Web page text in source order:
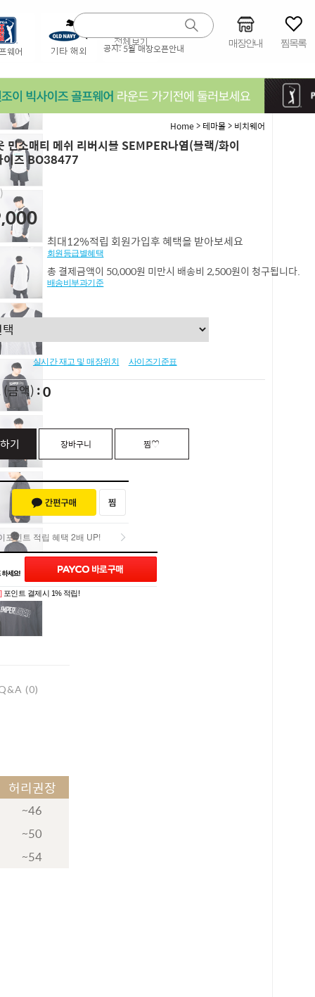
공지:5월 매장오픈안내 매장안내 찜목록
Home> 테마몰> 비치웨어
민소매티 메쉬 리버시블 SEMPER나염(블랙/화이
이즈 BO38477
최대12%적립 회원가입후 혜택을 받아보세요
회원등급별혜택
총 결제금액이 50,000원 미만시 배송비 2,500원이 청구됩니다.
배송비부과기준
실시간 재고 및 매장위치 사이즈기준표
(금액) 0
기 장바구니 찜♡
포인트 적립 혜택 2배 UP!
포인트 적립 혜택 2배 UP!
포인트 결제시 1% 적립!
(0)
허리권장
~46
~50
~54